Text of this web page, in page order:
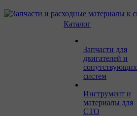
Каталог
Запчасти для
двигателей и
сопутствующих
систем
Инструмент и
материалы для
СТО